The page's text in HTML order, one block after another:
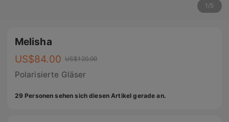
1 /5
Melisha
US$84.00 US$120.00
Polarisierte Gläser
29 Personen sehen sich diesen Artikel gerade an.